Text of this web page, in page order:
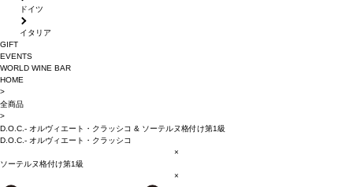
ドイツ
イタリア
GIFT
EVENTS
WORLD WINE BAR
HOME
>
全商品
>
D.O.C.- オルヴィエート・クラッシコ & ソーテルヌ格付け第1級
D.O.C.- オルヴィエート・クラッシコ
×
ソーテルヌ格付け第1級
×